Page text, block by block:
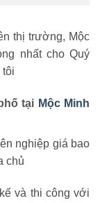
thị trường, Mộc
nhất cho Quý
tôi
tại Mộc Minh
nghiệp giá bao
chủ
và thi công với